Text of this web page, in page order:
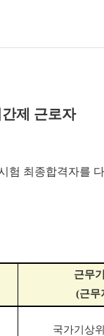
제 근로자
험 최종합격자를
근무
(근무
국가기상